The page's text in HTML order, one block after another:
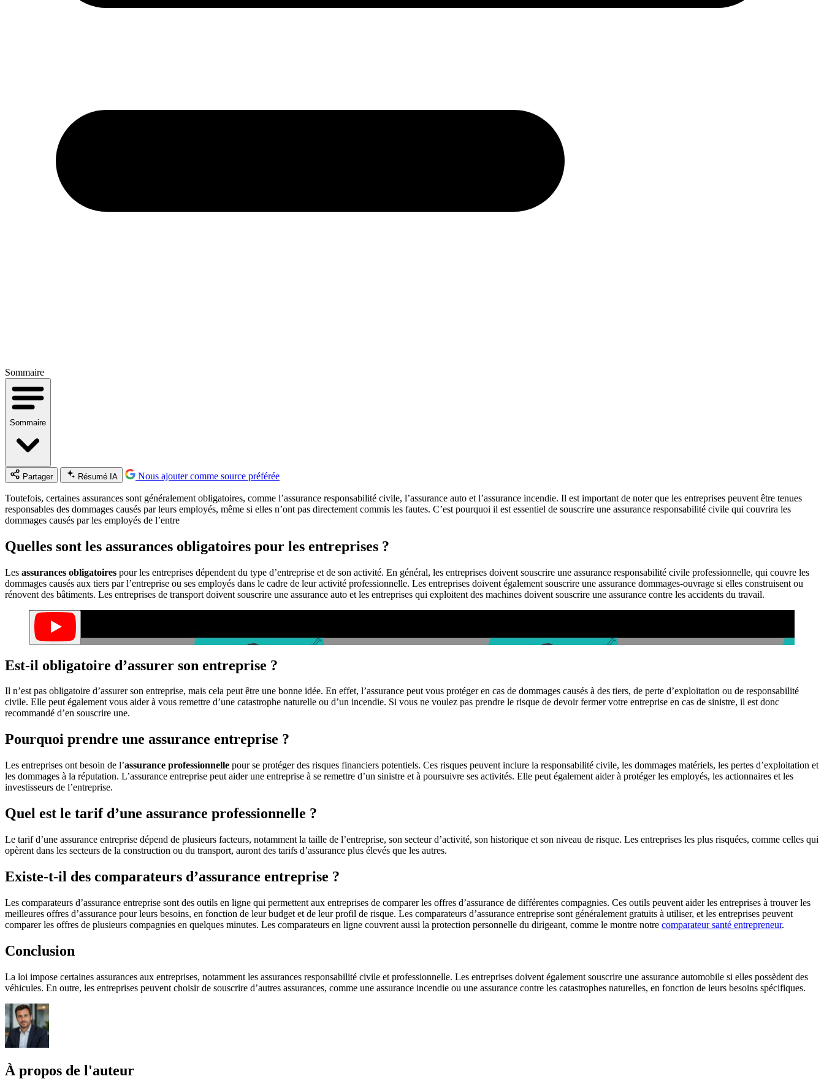
Sommaire
Sommaire
Partager Résumé IA Nous ajouter comme source préférée
Toutefois, certaines assurances sont généralement obligatoires, comme l’assurance responsabilité civile, l’assurance auto et l’assurance incendie. Il est important de noter que les entreprises peuvent être tenues
responsables des dommages causés par leurs employés, même si elles n’ont pas directement commis les fautes. C’est pourquoi il est essentiel de souscrire une assurance responsabilité civile qui couvrira les
dommages causés par les employés de l’entre
Quelles sont les assurances obligatoires pour les entreprises ?
Les assurances obligatoires pour les entreprises dépendent du type d’entreprise et de son activité. En général, les entreprises doivent souscrire une assurance responsabilité civile professionnelle, qui couvre les
dommages causés aux tiers par l’entreprise ou ses employés dans le cadre de leur activité professionnelle. Les entreprises doivent également souscrire une assurance dommages-ouvrage si elles construisent ou
rénovent des bâtiments. Les entreprises de transport doivent souscrire une assurance auto et les entreprises qui exploitent des machines doivent souscrire une assurance contre les accidents du travail.
Est-il obligatoire d’assurer son entreprise ?
Il n’est pas obligatoire d’assurer son entreprise, mais cela peut être une bonne idée. En effet, l’assurance peut vous protéger en cas de dommages causés à des tiers, de perte d’exploitation ou de responsabilité
civile. Elle peut également vous aider à vous remettre d’une catastrophe naturelle ou d’un incendie. Si vous ne voulez pas prendre le risque de devoir fermer votre entreprise en cas de sinistre, il est donc
recommandé d’en souscrire une.
Pourquoi prendre une assurance entreprise ?
Les entreprises ont besoin de l’assurance professionnelle pour se protéger des risques financiers potentiels. Ces risques peuvent inclure la responsabilité civile, les dommages matériels, les pertes d’exploitation et
les dommages à la réputation. L’assurance entreprise peut aider une entreprise à se remettre d’un sinistre et à poursuivre ses activités. Elle peut également aider à protéger les employés, les actionnaires et les
investisseurs de l’entreprise.
Quel est le tarif d’une assurance professionnelle ?
Le tarif d’une assurance entreprise dépend de plusieurs facteurs, notamment la taille de l’entreprise, son secteur d’activité, son historique et son niveau de risque. Les entreprises les plus risquées, comme celles qui
opèrent dans les secteurs de la construction ou du transport, auront des tarifs d’assurance plus élevés que les autres.
Existe-t-il des comparateurs d’assurance entreprise ?
Les comparateurs d’assurance entreprise sont des outils en ligne qui permettent aux entreprises de comparer les offres d’assurance de différentes compagnies. Ces outils peuvent aider les entreprises à trouver les
meilleures offres d’assurance pour leurs besoins, en fonction de leur budget et de leur profil de risque. Les comparateurs d’assurance entreprise sont généralement gratuits à utiliser, et les entreprises peuvent
comparer les offres de plusieurs compagnies en quelques minutes. Les comparateurs en ligne couvrent aussi la protection personnelle du dirigeant, comme le montre notre comparateur santé entrepreneur.
Conclusion
La loi impose certaines assurances aux entreprises, notamment les assurances responsabilité civile et professionnelle. Les entreprises doivent également souscrire une assurance automobile si elles possèdent des
véhicules. En outre, les entreprises peuvent choisir de souscrire d’autres assurances, comme une assurance incendie ou une assurance contre les catastrophes naturelles, en fonction de leurs besoins spécifiques.
À propos de l'auteur